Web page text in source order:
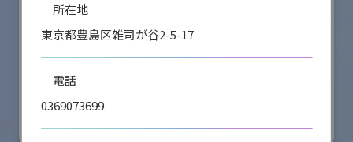
所在地
東京都豊島区雑司が谷2-5-17
電話
0369073699
株式会社ケーメックスONE
国際ロボット展
#要素技術
リアル会場小間番号 : E4-16